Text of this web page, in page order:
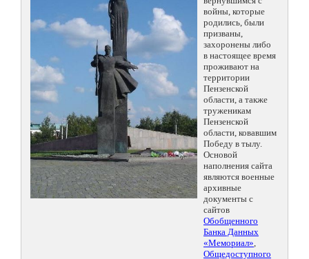
войны, которые
родились, были
призваны,
захоронены либо
в настоящее время
проживают на
территории
Пензенской
области, а также
труженикам
Пензенской
области, ковавшим
Победу в тылу.
Основой
наполнения сайта
являются военные
архивные
документы с
сайтов
Обобщенного
Банка Данных
«Мемориал»,
Общедоступного